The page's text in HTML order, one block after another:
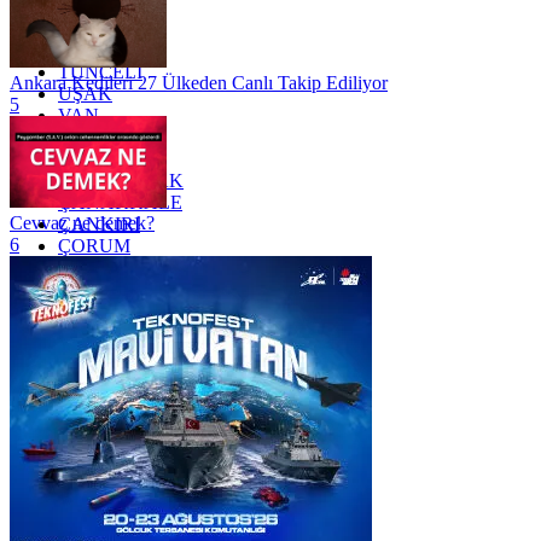
TEKİRDAĞ
TOKAT
TRABZON
TUNCELİ
UŞAK
VAN
YALOVA
YOZGAT
ZONGULDAK
ÇANAKKALE
ÇANKIRI
ÇORUM
İSTANBUL
İZMİR
ŞANLIURFA
ŞIRNAK
Ankara Kedileri 27 Ülkeden Canlı Takip Ediliyor
5
Cevvaz ne demek?
6